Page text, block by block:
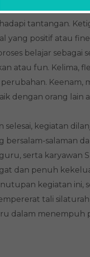
Kedua, cepat
tantangan.
yang positif atau
belajar sebagai
atau fun. Kelima,
Keenam,
dengan orang lain
selesai, kegiatan
bersalam-salaman
serta karyawan
dan penuh
kegiatan ini,
tali
dalam menempuh